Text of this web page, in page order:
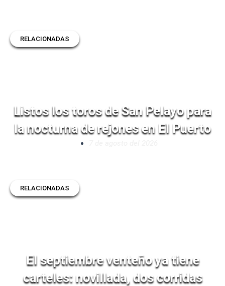
RELACIONADAS
Listos los toros de San Pelayo para
la nocturna de rejones en El Puerto
RELACIONADAS
El septiembre venteño ya tiene
carteles: novillada, dos corridas